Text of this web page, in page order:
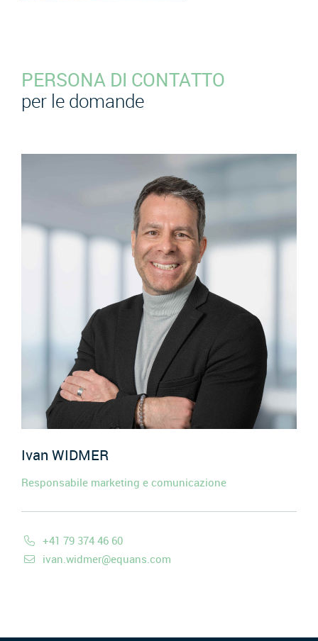
PERSONA DI CONTATTO
per le domande
Ivan WIDMER
Responsabile marketing e comunicazione
+41 79 374 46 60
ivan.widmer@equans.com